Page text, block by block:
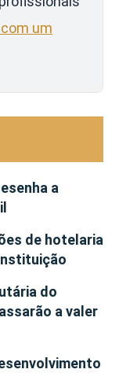
um
a
de hotelaria
do
a valer